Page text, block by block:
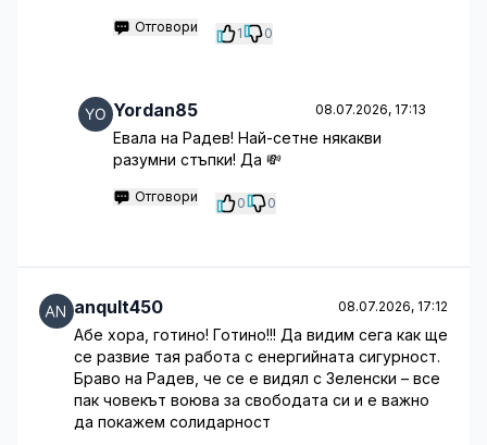
Отговори 1 0
Yordan85 08.07.2026, 17:13
Евала на Радев! Най-сетне някакви
разумни стъпки! Да 💸
Отговори 0 0
anqult450 08.07.2026, 17:12
Абе хора, готино! Готино!!! Да видим сега как ще
се развие тая работа с енергийната сигурност.
Браво на Радев, че се е видял с Зеленски – все
пак човекът воюва за свободата си и е важно
да покажем солидарност